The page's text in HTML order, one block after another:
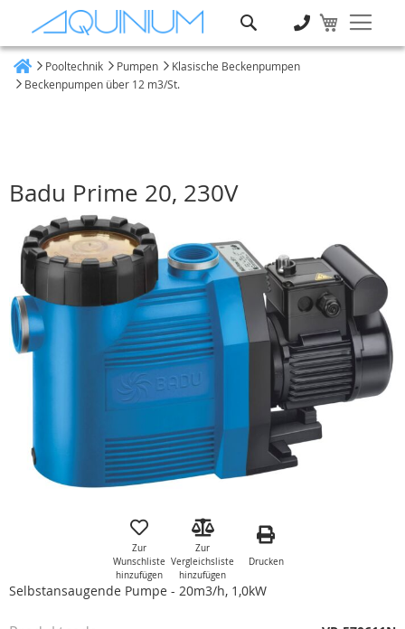
Pooltechnik Pumpen
Klasische Beckenpumpen
Beckenpumpen über 12 m3/St.
Badu Prime 20, 230V
Ende
der
Bildgalerie
springen
Zur
Wunschliste
hinzufügen
Zur
Vergleichsliste
hinzufügen
Drucken
Selbstansaugende Pumpe - 20m3/h, 1,0kW